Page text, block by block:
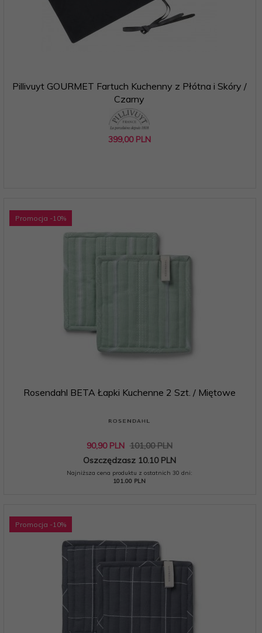
Pillivuyt GOURMET Fartuch Kuchenny z Płótna i Skóry /
Czarny
399,00 PLN
Promocja -10%
Rosendahl BETA Łapki Kuchenne 2 Szt. / Miętowe
90,90 PLN 101,00 PLN
Oszczędzasz 10.10 PLN
Najniższa cena produktu z ostatnich 30 dni:
101.00 PLN
Promocja -10%